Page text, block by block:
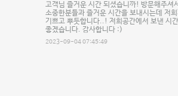
고객님 즐거운 시간 되셨습니까! 방문해주셔
소중한분들과 즐거운 시간을 보내시는데 저
기쁘고 뿌듯합니다..! 저희공간에서 보낸 시
좋겠습니다. 감사합니다 :)
2023-09-04 07:45:49